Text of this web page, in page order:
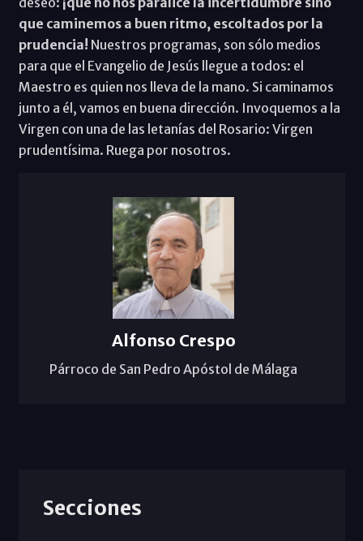
que caminemos a buen ritmo, escoltados por la
prudencia! Nuestros programas, son sólo medios
para que el Evangelio de Jesús llegue a todos: el
Maestro es quien nos lleva de la mano. Si caminamos
junto a él, vamos en buena dirección. Invoquemos a la
Virgen con una de las letanías del Rosario: Virgen
prudentísima. Ruega por nosotros.
Alfonso Crespo
Párroco de San Pedro Apóstol de Málaga
Secciones